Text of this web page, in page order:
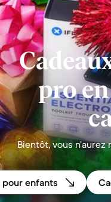
pro
Bientôt, vous
pour enfants